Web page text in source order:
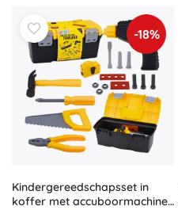
-18%
Kindergereedschapsset in
koffer met accuboormachine,